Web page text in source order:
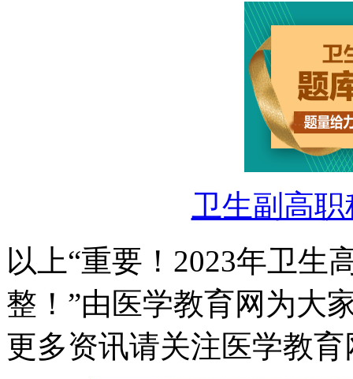
卫生副高
以上“重要！2023年卫生
整！”由医学教育网为大
更多资讯请关注医学教育